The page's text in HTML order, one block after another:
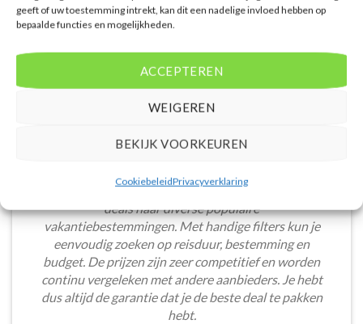
geeft of uw toestemming intrekt, kan dit een nadelige invloed hebben op
bepaalde functies en mogelijkheden.
ACCEPTEREN
WEIGEREN
BEKIJK VOORKEUREN
CookiebeleidPrivacyverklaring
De website biedt een groot aanbod van lastminute
deals naar diverse populaire
vakantiebestemmingen. Met handige filters kun je
eenvoudig zoeken op reisduur, bestemming en
budget. De prijzen zijn zeer competitief en worden
continu vergeleken met andere aanbieders. Je hebt
dus altijd de garantie dat je de beste deal te pakken
hebt.